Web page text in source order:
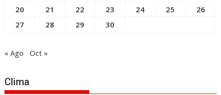
20
21 22 23 24 25
26
27
28 29 30
« Ago Oct »
Clima